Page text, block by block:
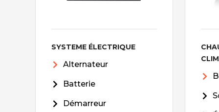
SYSTEME ÉLECTRIQUE
Alternateur
Batterie
Démarreur